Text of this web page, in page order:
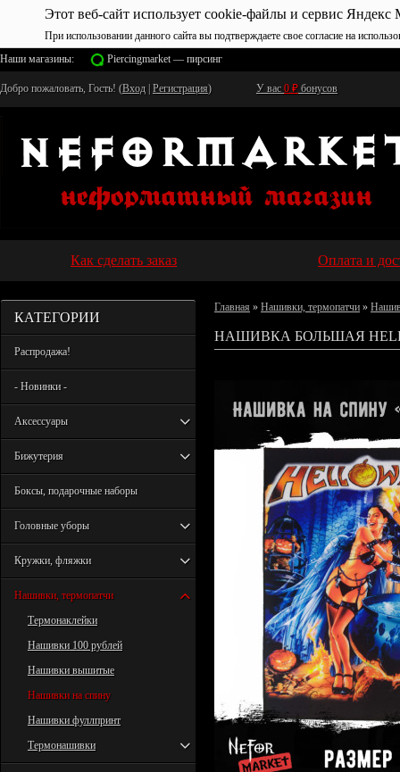
Этот веб-сайт использует cookie-файлы и сервис Яндекс
При использовании данного сайта вы подтверждаете свое согласие на
Наши магазины:
Piercingmarket — пирсинг
Добро пожаловать, Гость! (Вход Регистрация) У вас 0 ₽ бонусов
Как сделать заказ Оплата и
КАТЕГОРИИ
Распродажа!
- Новинки -
Аксессуары
Бижутерия
Боксы, подарочные наборы
Головные уборы
Кружки, фляжки
Нашивки, термопатчи
Термонаклейки
Нашивки 100 рублей
Нашивки вышитые
Нашивки на спину
Нашивки фуллпринт
Термонашивки
Главная » Нашивки, термопатчи »
НАШИВКА БОЛЬШАЯ